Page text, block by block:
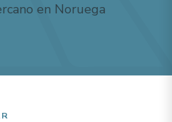
en Noruega